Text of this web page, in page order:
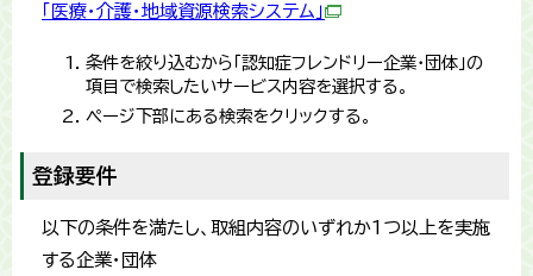
「医療・介護・地域資源検索システム」
条件を絞り込むから「認知症フレンドリー企業・団体」の
項目で検索したいサービス内容を選択する。
ページ下部にある検索をクリックする。
登録要件
以下の条件を満たし、取組内容のいずれか1つ以上を実施
する企業・団体